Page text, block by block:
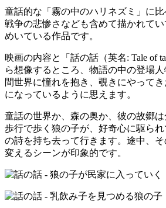
童話的な「霧の中のハリネズミ」に比
戦争の悲惨さなども含めて描かれて
めいている作品です。
映画の内容と「話の話（英名: Tale of
ら想像するところ、物語の中の登場
間世界に憧れを抱き、覗きにやって
になっているように思えます。
童話の世界か、森の奥か、彼の故郷
歩行で歩く狼の子が、好奇心に駆ら
の詩を持ち去って行きます。途中、
変えるシーンが印象的です。